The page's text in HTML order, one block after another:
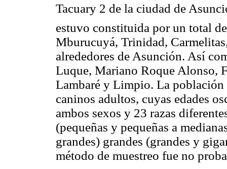
Tacuary 2 de la ciudad de
estuvo constituida por un total
Mburucuyá, Trinidad,
alrededores de Asunción. Así
Luque, Mariano Roque Alonso,
Lambaré y Limpio. La
caninos adultos, cuyas edades
ambos sexos y 23 razas
(pequeñas y pequeñas a
grandes) grandes (grandes y
método de muestreo fue no